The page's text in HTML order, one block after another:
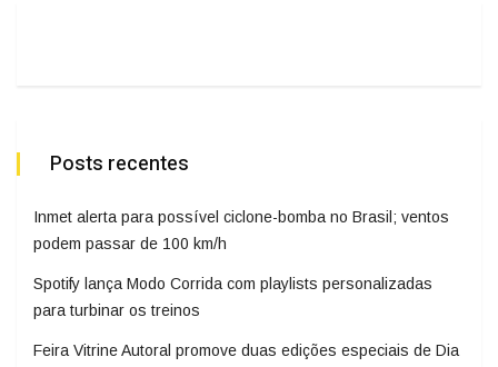
Posts recentes
Inmet alerta para possível ciclone-bomba no Brasil; ventos
podem passar de 100 km/h
Spotify lança Modo Corrida com playlists personalizadas
para turbinar os treinos
Feira Vitrine Autoral promove duas edições especiais de Dia